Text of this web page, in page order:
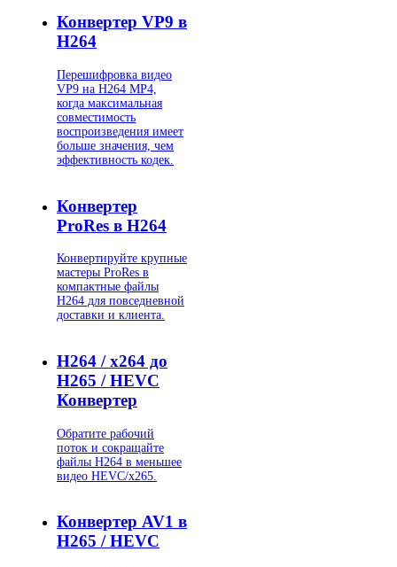
Конвертер VP9 в
H264
Перешифровка видео
VP9 на H264 MP4,
когда максимальная
совместимость
воспроизведения имеет
больше значения, чем
эффективность кодек.
Конвертер
ProRes в H264
Конвертируйте крупные
мастеры ProRes в
компактные файлы
H264 для повседневной
доставки и клиента.
H264 / x264 до
H265 / HEVC
Конвертер
Обратите рабочий
поток и сокращайте
файлы H264 в меньшее
видео HEVC/x265.
Конвертер AV1 в
H265 / HEVC